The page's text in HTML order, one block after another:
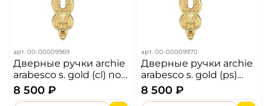
арт. 00-00009969
Дверные ручки archie
arabesco s. gold (cl) под
ключ цилиндр цвет-
матовое золото
8 500 ₽
арт. 00-00009970
Дверные ручки archie
arabesco s. gold (ps)
проходная цвет-
матовое золото
8 500 ₽